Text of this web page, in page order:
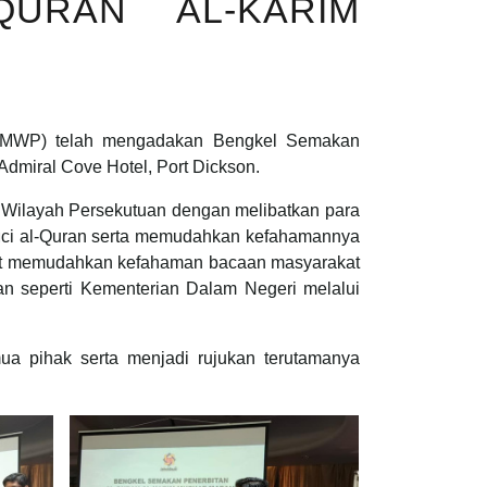
AL-KARIM
telah mengadakan Bengkel Semakan
Cove Hotel, Port Dickson.
Persekutuan dengan melibatkan para
al-Quran serta memudahkan kefahamannya
kefahaman bacaan masyarakat
seperti Kementerian Dalam Negeri melalui
pihak serta menjadi rujukan terutamanya